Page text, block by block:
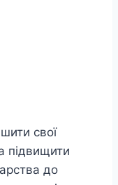
свої
підвищити
до